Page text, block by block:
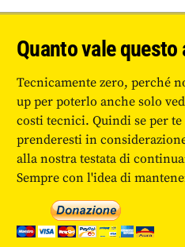
Quanto vale
Tecnicamente zero, perché
up per poterlo anche solo
costi tecnici. Quindi se per
prenderesti in
alla nostra testata di
Sempre con l'idea di